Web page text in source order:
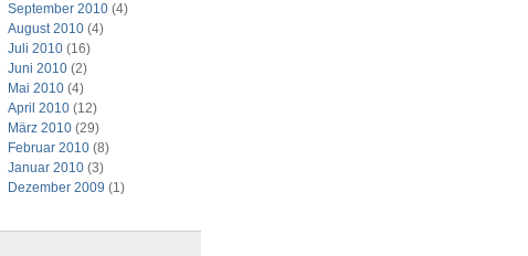
September 2010(4)
August 2010(4)
Juli 2010(16)
Juni 2010(2)
Mai 2010(4)
April 2010(12)
März 2010(29)
Februar 2010(8)
Januar 2010(3)
Dezember 2009 (1)